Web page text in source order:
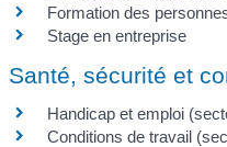
Formation des
Stage en entreprise
Santé, sécurité et
Handicap et emploi
Conditions de travail